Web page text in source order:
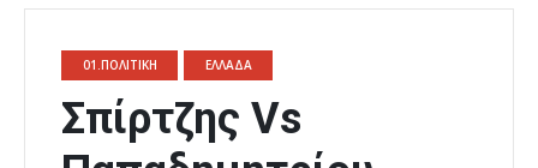
01.ΠΟΛΙΤΙΚΗ ΕΛΛΑΔΑ
Σπίρτζης Vs